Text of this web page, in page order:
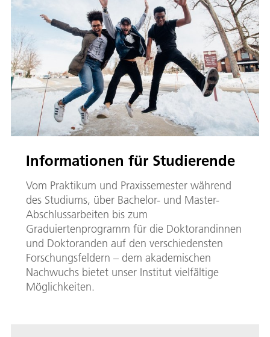
Informationen für Studierende
Vom Praktikum und Praxissemester während
des Studiums, über Bachelor- und Master-
Abschlussarbeiten bis zum
Graduiertenprogramm für die Doktorandinnen
und Doktoranden auf den verschiedensten
Forschungsfeldern – dem akademischen
Nachwuchs bietet unser Institut vielfältige
Möglichkeiten.